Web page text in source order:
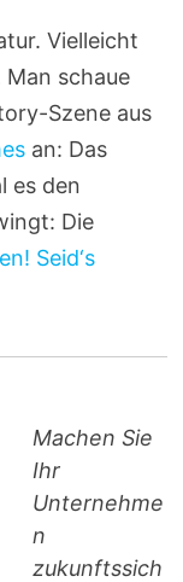
Vielleicht
Man schaue
Szene aus
an: Das
es den
Die
Seid‘s
Machen Sie
Ihr
Unternehme
n
zukunftssich